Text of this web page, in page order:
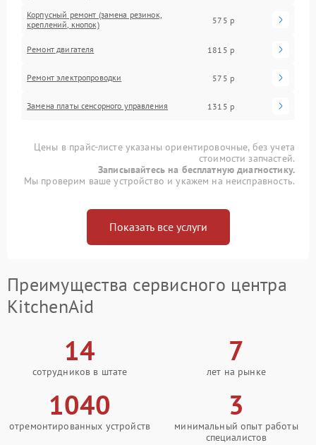
Корпусный ремонт (замена резинок,
креплений, кнопок)
575 р
Ремонт двигателя 1815 р
Ремонт электропроводки 575 р
Замена платы сенсорного управления 1315 р
Цены в прайс-листе указаны ориентировочные, без учета
стоимости запчастей.
Записывайтесь на бесплатную диагностику.
Мы проверим ваше устройство и укажем на неисправность.
Показать все услуги
Преимущества сервисного центра
KitchenAid
14
сотрудников в штате
7
лет на рынке
1040
отремонтированных устройств
3
минимальный опыт работы
специалистов